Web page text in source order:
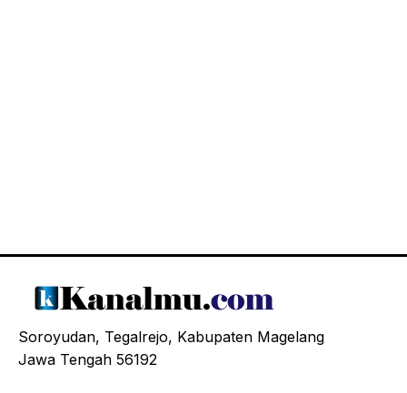
Soroyudan, Tegalrejo, Kabupaten Magelang
Jawa Tengah 56192